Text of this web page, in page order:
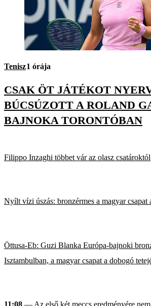
Tenisz1 órája
CSAK ÖT JÁTÉKOT
BÚCSÚZOTT A ROLAND
BAJNOKA TORONTÓBAN
Filippo Inzaghi többet vár az olasz csatároktól
Nyílt vízi úszás: bronzérmes a magyar csapat
Öttusa-Eb: Guzi Blanka Európa-bajnoki
Isztambulban, a magyar csapat a dobogó